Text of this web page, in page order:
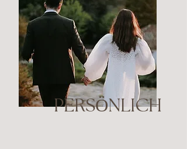
PERSÖNLICH